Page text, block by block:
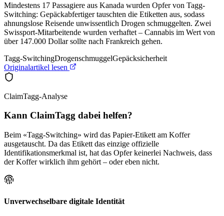
Mindestens 17 Passagiere aus Kanada wurden Opfer von Tagg-
Switching: Gepäckabfertiger tauschten die Etiketten aus, sodass
ahnungslose Reisende unwissentlich Drogen schmuggelten. Zwei
Swissport-Mitarbeitende wurden verhaftet – Cannabis im Wert von
über 147.000 Dollar sollte nach Frankreich gehen.
Tagg-SwitchingDrogenschmuggelGepäcksicherheit
Originalartikel lesen
ClaimTagg-Analyse
Kann ClaimTagg dabei helfen?
Beim «Tagg-Switching» wird das Papier-Etikett am Koffer
ausgetauscht. Da das Etikett das einzige offizielle
Identifikationsmerkmal ist, hat das Opfer keinerlei Nachweis, dass
der Koffer wirklich ihm gehört – oder eben nicht.
Unverwechselbare digitale Identität